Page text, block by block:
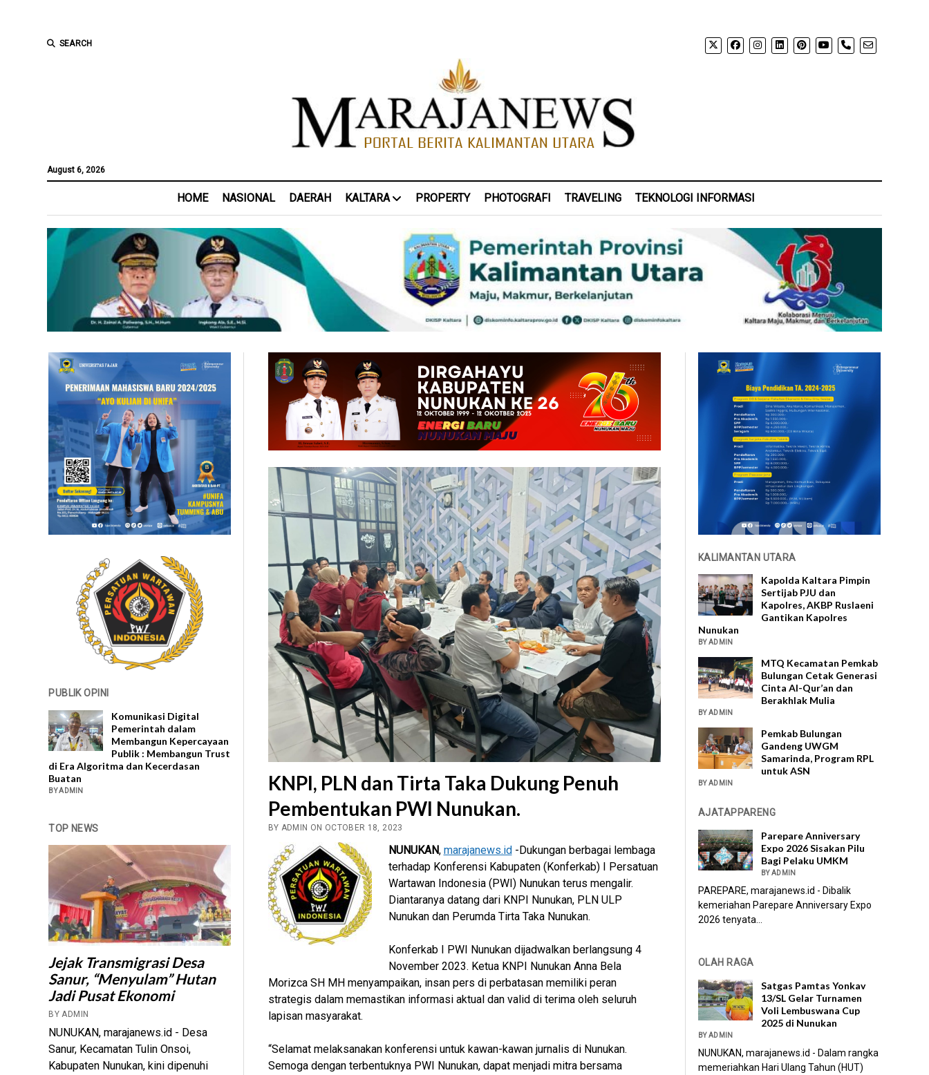
SEARCH phone
August 6, 2026
HOME NASIONAL DAERAH KALTARA PROPERTY PHOTOGRAFI TRAVELING TEKNOLOGI INFORMASI
PUBLIK OPINI
Komunikasi Digital
Pemerintah dalam
Membangun Kepercayaan
Publik : Membangun Trust
di Era Algoritma dan Kecerdasan
Buatan
BY ADMIN
TOP NEWS
Jejak Transmigrasi Desa
Sanur, “Menyulam” Hutan
Jadi Pusat Ekonomi
BY ADMIN
NUNUKAN, marajanews.id - Desa
Sanur, Kecamatan Tulin Onsoi,
Kabupaten Nunukan, kini dipenuhi
KNPI, PLN dan Tirta Taka Dukung Penuh
Pembentukan PWI Nunukan.
BY ADMIN ON OCTOBER 18, 2023
NUNUKAN, marajanews.id -Dukungan berbagai lembaga
terhadap Konferensi Kabupaten (Konferkab) I Persatuan
Wartawan Indonesia (PWI) Nunukan terus mengalir.
Diantaranya datang dari KNPI Nunukan, PLN ULP
Nunukan dan Perumda Tirta Taka Nunukan.
Konferkab I PWI Nunukan dijadwalkan berlangsung 4
November 2023. Ketua KNPI Nunukan Anna Bela
Morizca SH MH menyampaikan, insan pers di perbatasan memiliki peran
strategis dalam memastikan informasi aktual dan valid di terima oleh seluruh
lapisan masyarakat.
“Selamat melaksanakan konferensi untuk kawan-kawan jurnalis di Nunukan.
Semoga dengan terbentuknya PWI Nunukan, dapat menjadi mitra bersama
KALIMANTAN UTARA
Kapolda Kaltara Pimpin
Sertijab PJU dan
Kapolres, AKBP Ruslaeni
Gantikan Kapolres
Nunukan
BY ADMIN
MTQ Kecamatan Pemkab
Bulungan Cetak Generasi
Cinta Al-Qur’an dan
Berakhlak Mulia
BY ADMIN
Pemkab Bulungan
Gandeng UWGM
Samarinda, Program RPL
untuk ASN
BY ADMIN
AJATAPPARENG
Parepare Anniversary
Expo 2026 Sisakan Pilu
Bagi Pelaku UMKM
BY ADMIN
PAREPARE, marajanews.id - Dibalik
kemeriahan Parepare Anniversary Expo
2026 tenyata...
OLAH RAGA
Satgas Pamtas Yonkav
13/SL Gelar Turnamen
Voli Lembuswana Cup
2025 di Nunukan
BY ADMIN
NUNUKAN, marajanews.id - Dalam rangka
memeriahkan Hari Ulang Tahun (HUT)